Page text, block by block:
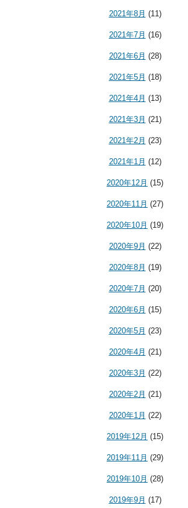
2021年8月 (11)
2021年7月 (16)
2021年6月 (28)
2021年5月 (18)
2021年4月 (13)
2021年3月 (21)
2021年2月 (23)
2021年1月 (12)
2020年12月 (15)
2020年11月 (27)
2020年10月 (19)
2020年9月 (22)
2020年8月 (19)
2020年7月 (20)
2020年6月 (15)
2020年5月 (23)
2020年4月 (21)
2020年3月 (22)
2020年2月 (21)
2020年1月 (22)
2019年12月 (15)
2019年11月 (29)
2019年10月 (28)
2019年9月 (17)